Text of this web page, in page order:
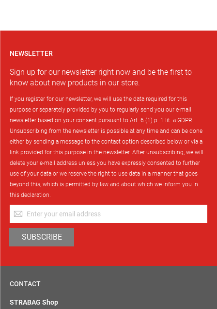
NEWSLETTER
Sign up for our newsletter right now and be the first to
know about new products in our store.
If you register for our newsletter, we will use the data required for this
purpose or separately provided by you to regularly send you our e-mail
newsletter based on your consent pursuant to Art. 6 (1) p. 1 lit. a GDPR.
Unsubscribing from the newsletter is possible at any time and can be done
either by sending a message to the contact option described below or via a
link provided for this purpose in the newsletter. After unsubscribing, we will
delete your e-mail address unless you have expressly consented to further
use of your data or we reserve the right to use data in a manner that goes
beyond this, which is permitted by law and about which we inform you in
this declaration.
Sign
Up
for
SUBSCRIBE
CONTACT
STRABAG Shop